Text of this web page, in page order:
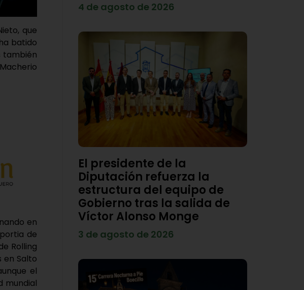
que
batido
también
en
de
Rolling
en Salto
el
mundial
4 de agosto de 2026
El presidente de la
Diputación refuerza la
estructura del equipo de
Gobierno tras la salida de
Víctor Alonso Monge
3 de agosto de 2026